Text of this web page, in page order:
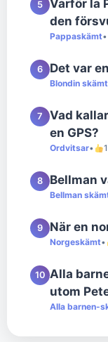
5
Varför la
den
Pappaskämt•
6 Det var
Blondin skämt
7
Vad
en GPS?
Ordvitsar•
8 Bellman
Bellman
9 När en
Norgeskämt•
10 Alla
utom
Alla barnen-